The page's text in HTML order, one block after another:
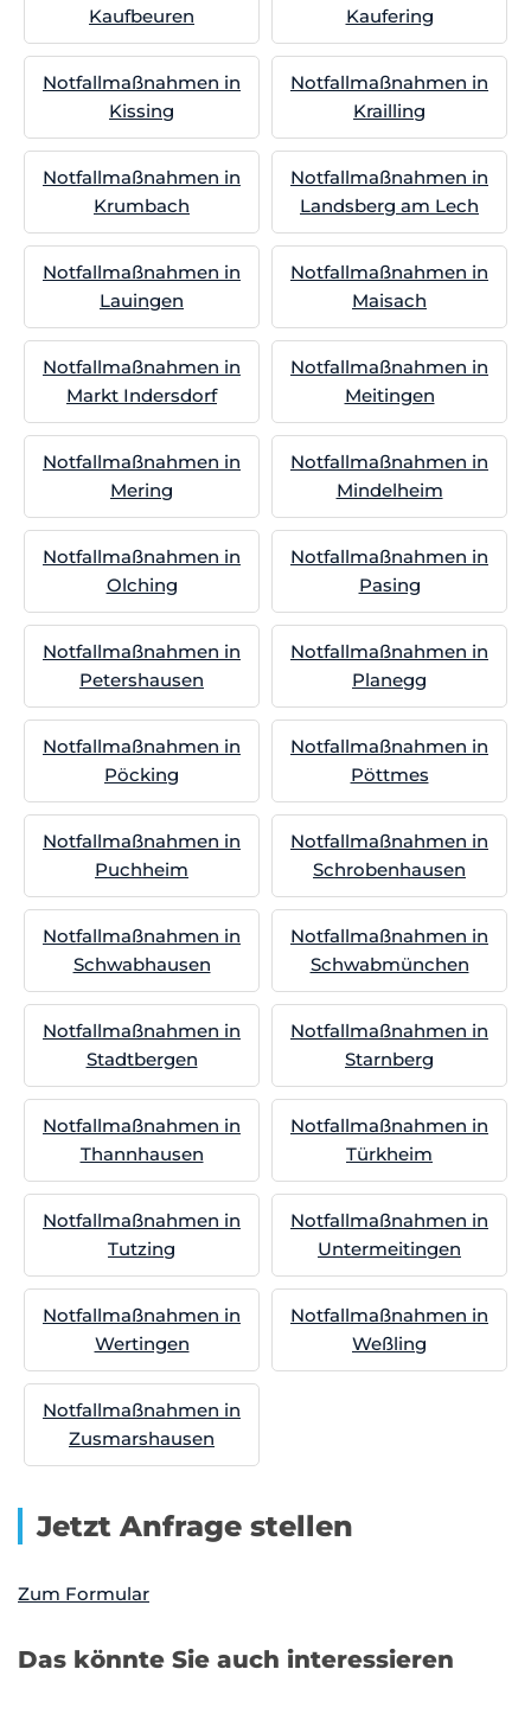
Kaufbeuren
Kaufering
Notfallmaßnahmen in
Kissing
Notfallmaßnahmen in
Krailling
Notfallmaßnahmen in
Krumbach
Notfallmaßnahmen in
Landsberg am Lech
Notfallmaßnahmen in
Lauingen
Notfallmaßnahmen in
Maisach
Notfallmaßnahmen in
Markt Indersdorf
Notfallmaßnahmen in
Meitingen
Notfallmaßnahmen in
Mering
Notfallmaßnahmen in
Mindelheim
Notfallmaßnahmen in
Olching
Notfallmaßnahmen in
Pasing
Notfallmaßnahmen in
Petershausen
Notfallmaßnahmen in
Planegg
Notfallmaßnahmen in
Pöcking
Notfallmaßnahmen in
Pöttmes
Notfallmaßnahmen in
Puchheim
Notfallmaßnahmen in
Schrobenhausen
Notfallmaßnahmen in
Schwabhausen
Notfallmaßnahmen in
Schwabmünchen
Notfallmaßnahmen in
Stadtbergen
Notfallmaßnahmen in
Starnberg
Notfallmaßnahmen in
Thannhausen
Notfallmaßnahmen in
Türkheim
Notfallmaßnahmen in
Tutzing
Notfallmaßnahmen in
Untermeitingen
Notfallmaßnahmen in
Wertingen
Notfallmaßnahmen in
Weßling
Notfallmaßnahmen in
Zusmarshausen
Jetzt Anfrage stellen
Zum Formular
Das könnte Sie auch interessieren